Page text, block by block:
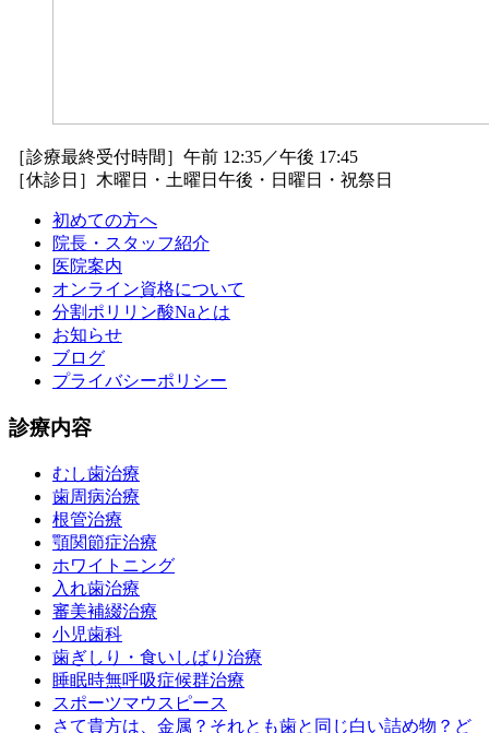
［診療最終受付時間］午前 12:35／午後 17:45
［休診日］木曜日・土曜日午後・日曜日・祝祭日
初めての方へ
院長・スタッフ紹介
医院案内
オンライン資格について
分割ポリリン酸Naとは
お知らせ
ブログ
プライバシーポリシー
診療内容
むし歯治療
歯周病治療
根管治療
顎関節症治療
ホワイトニング
入れ歯治療
審美補綴治療
小児歯科
歯ぎしり・食いしばり治療
睡眠時無呼吸症候群治療
スポーツマウスピース
さて貴方は、金属？それとも歯と同じ白い詰め物？ど